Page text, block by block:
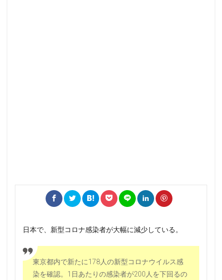
日本で、新型コロナ感染者が大幅に減少している。
東京都内で新たに178人の新型コロナウイルス感
染を確認。1日あたりの感染者が200人を下回るの